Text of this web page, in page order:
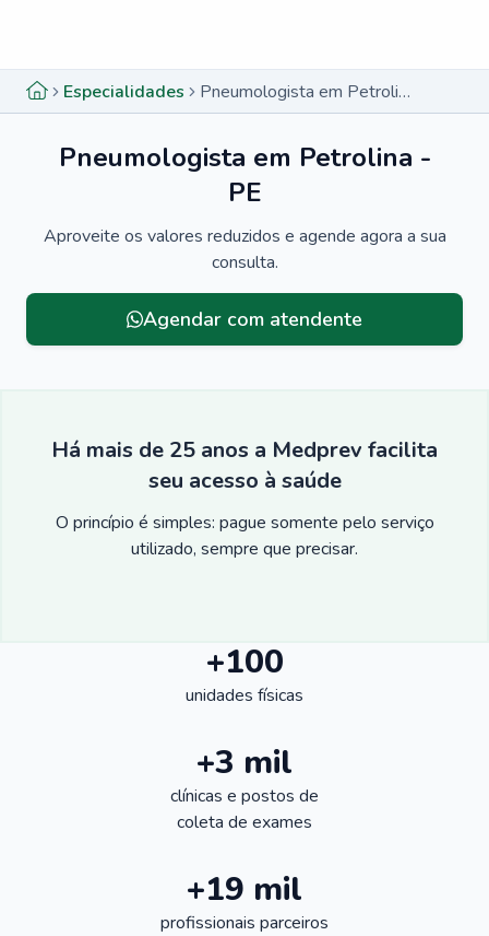
Especialidades Pneumologista em Petrolina - PE
Pneumologista em Petrolina -
PE
Aproveite os valores reduzidos e agende agora a sua
consulta.
Agendar com atendente
Há mais de 25 anos a Medprev facilita
seu acesso à saúde
O princípio é simples: pague somente pelo serviço
utilizado, sempre que precisar.
+100
unidades físicas
+3 mil
clínicas e postos de
coleta de exames
+19 mil
profissionais parceiros